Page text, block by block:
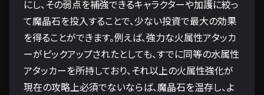
にし、その弱点を補強できるキャラクターや加護に絞っ
て魔晶石を投入することで、少ない投資で最大の効果
を得ることができます。例えば、強力な火属性アタッカ
ーがピックアップされたとしても、すでに同等の水属性
アタッカーを所持しており、それ以上の火属性強化が
現在の攻略上必須でないならば、魔晶石を温存し、よ